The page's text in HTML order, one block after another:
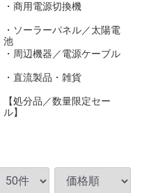
・商用電源切換機
・ソーラーパネル／太陽電
池
・周辺機器／電源ケーブル
・直流製品・雑貨
【処分品／数量限定セー
ル】